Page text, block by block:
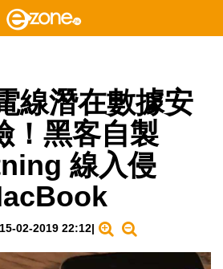
線潛在數據安
！黑客自製
線入侵
15-02-2019 22:12|